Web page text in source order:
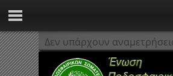
Δεν υπάρχουν